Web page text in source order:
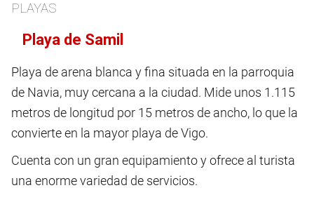
PLAYAS
Playa de Samil
Playa de arena blanca y fina situada en la parroquia
de Navia, muy cercana a la ciudad. Mide unos 1.115
metros de longitud por 15 metros de ancho, lo que la
convierte en la mayor playa de Vigo.
Cuenta con un gran equipamiento y ofrece al turista
una enorme variedad de servicios.